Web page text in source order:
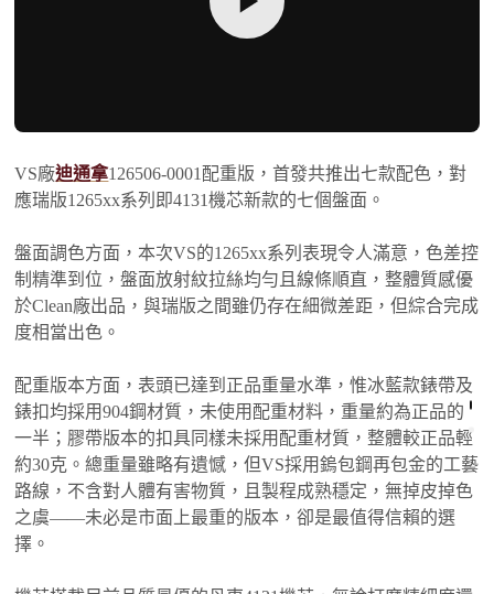
VS廠迪通拿126506-0001配重版，首發共推出七款配色，對
應瑞版1265xx系列即4131機芯新款的七個盤面。
盤面調色方面，本次VS的1265xx系列表現令人滿意，色差控
制精準到位，盤面放射紋拉絲均勻且線條順直，整體質感優
於Clean廠出品，與瑞版之間雖仍存在細微差距，但綜合完成
度相當出色。
配重版本方面，表頭已達到正品重量水準，惟冰藍款錶帶及
錶扣均採用904鋼材質，未使用配重材料，重量約為正品的
一半；膠帶版本的扣具同樣未採用配重材質，整體較正品輕
約30克。總重量雖略有遺憾，但VS採用鎢包鋼再包金的工藝
路線，不含對人體有害物質，且製程成熟穩定，無掉皮掉色
之虞——未必是市面上最重的版本，卻是最值得信賴的選
擇。